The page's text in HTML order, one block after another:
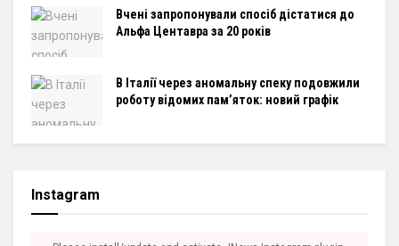
Вчені запропонували спосіб дістатися до
Альфа Центавра за 20 років
В Італії через аномальну спеку подовжили
роботу відомих пам’яток: новий графік
Instagram